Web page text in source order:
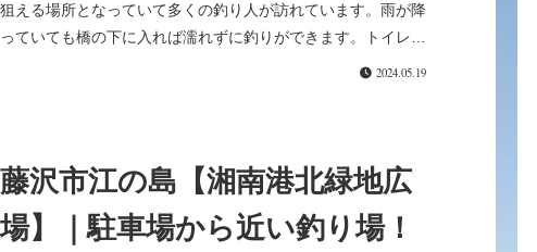
狙える場所となっていて多くの釣り人が訪れています。雨が降
っていても橋の下に入れば濡れずに釣りができます。トイレも
2024.05.19
藤沢市江の島【湘南港北緑地広
場】｜駐車場から近い釣り場！